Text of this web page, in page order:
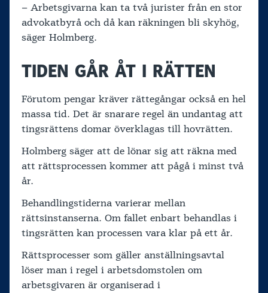
– Arbetsgivarna kan ta två jurister från en stor
advokatbyrå och då kan räkningen bli skyhög,
säger Holmberg.
TIDEN GÅR ÅT I RÄTTEN
Förutom pengar kräver rättegångar också en hel
massa tid. Det är snarare regel än undantag att
tingsrättens domar överklagas till hovrätten.
Holmberg säger att de lönar sig att räkna med
att rättsprocessen kommer att pågå i minst två
år.
Behandlingstiderna varierar mellan
rättsinstanserna. Om fallet enbart behandlas i
tingsrätten kan processen vara klar på ett år.
Rättsprocesser som gäller anställningsavtal
löser man i regel i arbetsdomstolen om
arbetsgivaren är organiserad i